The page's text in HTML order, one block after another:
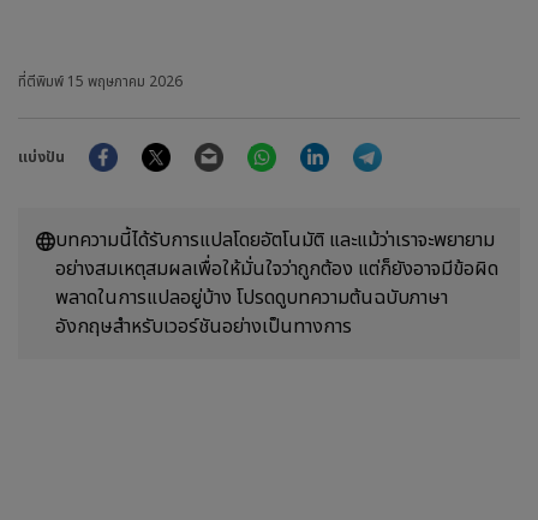
ที่ตีพิมพ์ 15 พฤษภาคม 2026
แบ่งปัน
FacebookTwitter Email WhatsAppLinkedIn
บทความนี้ได้รับการแปลโดยอัตโนมัติ และแม้ว่าเราจะพยายาม
อย่างสมเหตุสมผลเพื่อให้มั่นใจว่าถูกต้อง แต่ก็ยังอาจมีข้อผิด
พลาดในการแปลอยู่บ้าง โปรดดูบทความต้นฉบับภาษา
อังกฤษสำหรับเวอร์ชันอย่างเป็นทางการ